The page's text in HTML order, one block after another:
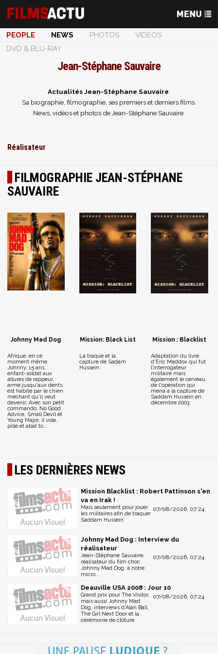
PEOPLE NEWS PHOTOS
VIDÉOS
DVD & BLU-RAY
Jean-Stéphane Sauvaire
Actualités Jean-Stéphane Sauvaire
Sa biographie, filmographie, ses premiers et derniers films.
News, vidéos et photos de Jean-Stéphane Sauvaire.
Réalisateur
FILMOGRAPHIE JEAN-STÉPHANE
SAUVAIRE
Johnny Mad Dog
Afrique, en ce
moment même.
Johnny, 15 ans,
enfant-soldat aux
allures de rappeur,
armé jusqu'aux dents,
est habité par le chien
méchant qu'il veut
devenir. Avec son petit
commando, No Good
Advice, Small Devil et
Young Major, il vole,
pille et abat to...
Mission: Black List
La traque et la
capture de Sadam
Hussein.
Mission : Blacklist
Adaptation du livre
d'Eric Maddox qui fut
l’interrogateur
militaire mais
également le cerveau
de l'opération qui
mena à la capture de
Saddam Hussein en
décembre 2003.
LES DERNIÈRES NEWS
Mission Blacklist : Robert Pattinson s'en
va en Irak !
07/08/2026, 07:24
Mais seulement pour jouer
les militaires afin de traquer
Saddam Hussein
Johnny Mad Dog : Interview du
réalisateur
07/08/2026, 07:24
Jean-Stéphane Sauvaire,
réalisateur du film choc
Johnny Mad Dog, à notre
micro...
Deauville USA 2008 : Jour 10
07/08/2026, 07:24
Grand prix pour The Visitor,
mais aussi Johnny Mad
Dog, interviews d'Alan Ball,
The Girl Next Door et la
cérémonie de clôture